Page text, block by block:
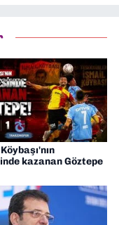
kazanan Göztepe